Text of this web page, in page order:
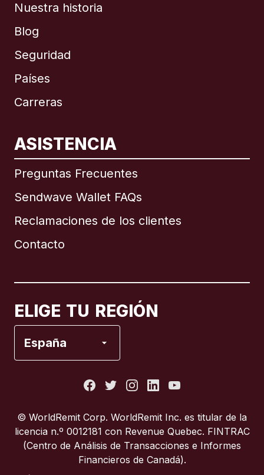
Nuestra historia
Blog
Seguridad
Países
Carreras
ASISTENCIA
Preguntas Frecuentes
Sendwave Wallet FAQs
Reclamaciones de los clientes
Contacto
ELIGE TU REGIÓN
España
Internacional English
Brasil
Italia
© WorldRemit Corp.‍ WorldRemit Inc. es titular de la
licencia n.º 0012181 con Revenue Quebec. FINTRAC
(Centro de Análisis de Transacciones e Informes
Financieros de Canadá).